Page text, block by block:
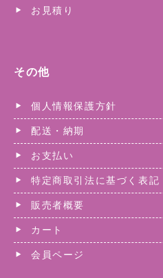
お見積り
その他
個人情報保護方針
配送・納期
お支払い
特定商取引法に基づく表記
販売者概要
カート
会員ページ